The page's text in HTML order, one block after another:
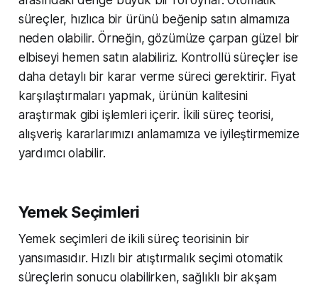
süreçler, hızlıca bir ürünü beğenip satın almamıza
neden olabilir. Örneğin, gözümüze çarpan güzel bir
elbiseyi hemen satın alabiliriz. Kontrollü süreçler ise
daha detaylı bir karar verme süreci gerektirir. Fiyat
karşılaştırmaları yapmak, ürünün kalitesini
araştırmak gibi işlemleri içerir. İkili süreç teorisi,
alışveriş kararlarımızı anlamamıza ve iyileştirmemize
yardımcı olabilir.
Yemek Seçimleri
Yemek seçimleri de ikili süreç teorisinin bir
yansımasıdır. Hızlı bir atıştırmalık seçimi otomatik
süreçlerin sonucu olabilirken, sağlıklı bir akşam